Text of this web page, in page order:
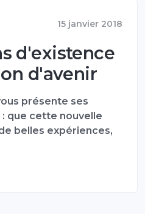
15 janvier 2018
d'existence
d'avenir
présente ses
: que cette nouvelle
belles expériences,